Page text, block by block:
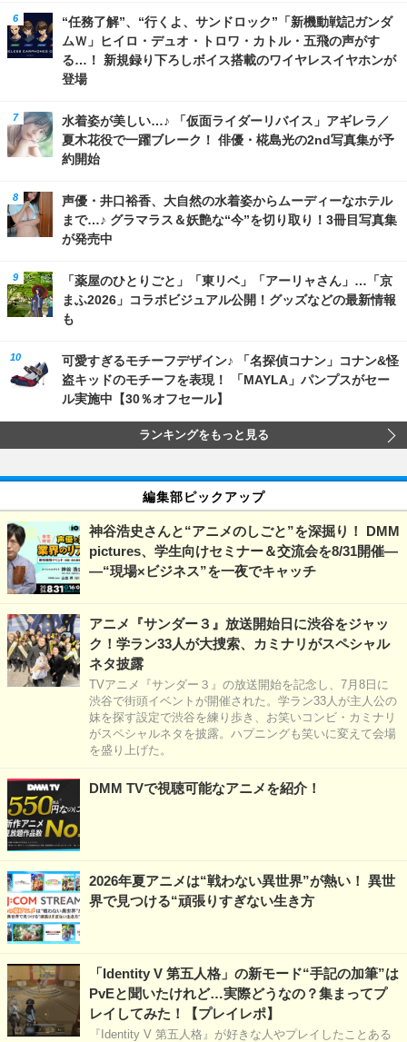
“任務了解”、“行くよ、サンドロック”「新機動戦記ガンダ
ムＷ」ヒイロ・デュオ・トロワ・カトル・五飛の声がす
る…！ 新規録り下ろしボイス搭載のワイヤレスイヤホンが
登場
水着姿が美しい…♪ 「仮面ライダーリバイス」アギレラ／
夏木花役で一躍ブレーク！ 俳優・椛島光の2nd写真集が予
約開始
声優・井口裕香、大自然の水着姿からムーディーなホテル
まで…♪ グラマラス＆妖艶な“今”を切り取り！3冊目写真集
が発売中
「薬屋のひとりごと」「東リベ」「アーリャさん」…「京
まふ2026」コラボビジュアル公開！グッズなどの最新情報
も
可愛すぎるモチーフデザイン♪ 「名探偵コナン」コナン&怪
盗キッドのモチーフを表現！ 「MAYLA」パンプスがセー
ル実施中【30％オフセール】
ランキングをもっと見る
編集部ピックアップ
神谷浩史さんと“アニメのしごと”を深掘り！ DMM
pictures、学生向けセミナー＆交流会を8/31開催―
―“現場×ビジネス”を一夜でキャッチ
アニメ『サンダー３』放送開始日に渋谷をジャッ
ク！学ラン33人が大捜索、カミナリがスペシャル
ネタ披露
TVアニメ『サンダー３』の放送開始を記念し、7月8日に
渋谷で街頭イベントが開催された。学ラン33人が主人公の
妹を探す設定で渋谷を練り歩き、お笑いコンビ・カミナリ
がスペシャルネタを披露。ハプニングも笑いに変えて会場
を盛り上げた。
DMM TVで視聴可能なアニメを紹介！
2026年夏アニメは“戦わない異世界”が熱い！ 異世
界で見つける“頑張りすぎない生き方
「Identity V 第五人格」の新モード“手記の加筆”は
PvEと聞いたけれど…実際どうなの？集まってプ
レイしてみた！【プレイレポ】
『Identity V 第五人格』が好きな人やプレイしたことある